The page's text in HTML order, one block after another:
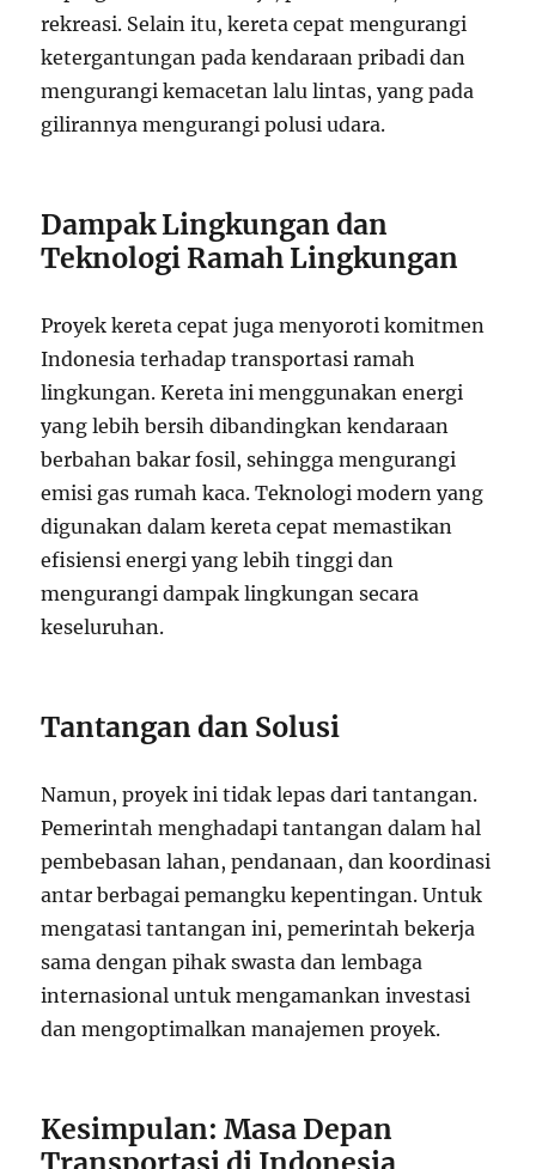
rekreasi. Selain itu, kereta cepat mengurangi
ketergantungan pada kendaraan pribadi dan
mengurangi kemacetan lalu lintas, yang pada
gilirannya mengurangi polusi udara.
Dampak Lingkungan dan
Teknologi Ramah Lingkungan
Proyek kereta cepat juga menyoroti komitmen
Indonesia terhadap transportasi ramah
lingkungan. Kereta ini menggunakan energi
yang lebih bersih dibandingkan kendaraan
berbahan bakar fosil, sehingga mengurangi
emisi gas rumah kaca. Teknologi modern yang
digunakan dalam kereta cepat memastikan
efisiensi energi yang lebih tinggi dan
mengurangi dampak lingkungan secara
keseluruhan.
Tantangan dan Solusi
Namun, proyek ini tidak lepas dari tantangan.
Pemerintah menghadapi tantangan dalam hal
pembebasan lahan, pendanaan, dan koordinasi
antar berbagai pemangku kepentingan. Untuk
mengatasi tantangan ini, pemerintah bekerja
sama dengan pihak swasta dan lembaga
internasional untuk mengamankan investasi
dan mengoptimalkan manajemen proyek.
Kesimpulan: Masa Depan
Transportasi di Indonesia